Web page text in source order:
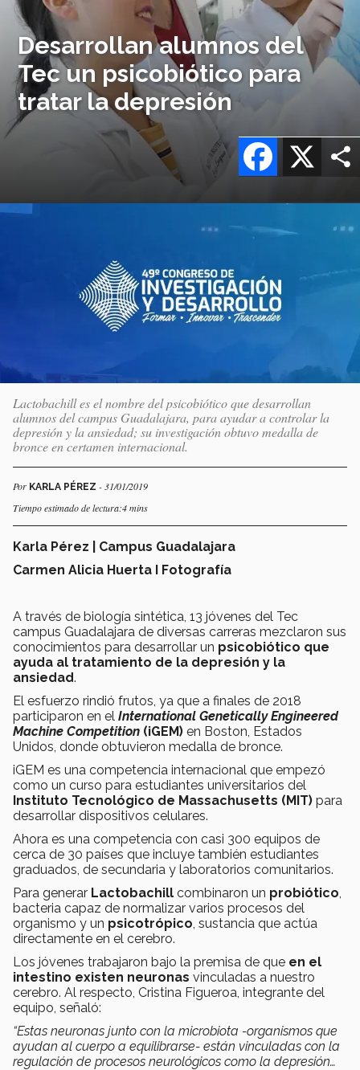
Desarrollan alumnos del
Tec un psicobiótico para
tratar la depresión
X
Facebook
Imagen
Lactobachill es el nombre del psicobiótico que desarrollan
alumnos del campus Guadalajara, para ayudar a controlar la
depresión y la ansiedad; su investigación obtuvo medalla de
bronce en certamen internacional.
Por KARLA PÉREZ - 31/01/2019
Tiempo estimado de lectura:4 mins
Karla Pérez | Campus Guadalajara
Carmen Alicia Huerta I Fotografía
A través de biología sintética, 13 jóvenes del Tec
campus Guadalajara de diversas carreras mezclaron sus
conocimientos para desarrollar un psicobiótico que
ayuda al tratamiento de la depresión y la
ansiedad.
El esfuerzo rindió frutos, ya que a finales de 2018
participaron en el International Genetically Engineered
Machine Competition (iGEM) en Boston, Estados
Unidos, donde obtuvieron medalla de bronce.
iGEM es una competencia internacional que empezó
como un curso para estudiantes universitarios del
Instituto Tecnológico de Massachusetts (MIT) para
desarrollar dispositivos celulares.
Ahora es una competencia con casi 300 equipos de
cerca de 30 países que incluye también estudiantes
graduados, de secundaria y laboratorios comunitarios.
Para generar Lactobachill combinaron un probiótico
bacteria capaz de normalizar varios procesos del
organismo y un psicotrópico , sustancia que actúa
directamente en el cerebro.
Los jóvenes trabajaron bajo la premisa de que en el
intestino existen neuronas vinculadas a nuestro
cerebro. Al respecto, Cristina Figueroa, integrante del
equipo, señaló:
“Estas neuronas junto con la microbiota -organismos que
ayudan al cuerpo a equilibrarse- están vinculadas con la
regulación de procesos neurológicos como la depresión…